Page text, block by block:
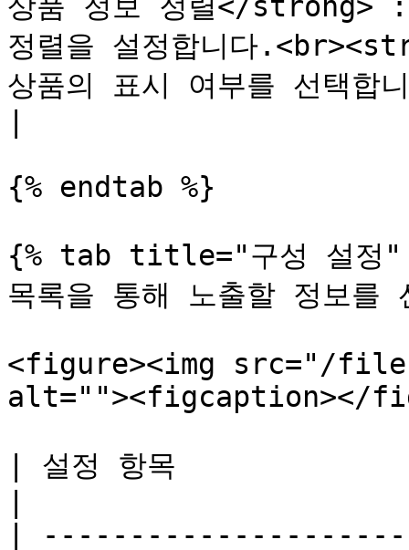
정렬을 설정합니다
상품의 표시 여부를 선택합
{% endtab %}
{% tab title="구성 설정"
목록을 통해 노출할 정보를
<figure><img src="/files/
alt=""><figcaption></
| 설정 항목
|